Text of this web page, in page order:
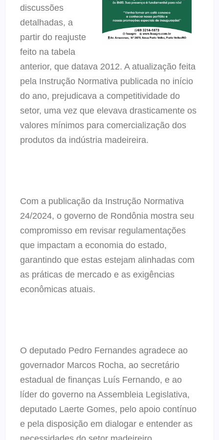
discussões
detalhadas, a
partir do reajuste
feito na tabela
anterior, que datava 2012. A atualização feita
pela Instrução Normativa publicada no início
do ano, prejudicava a competitividade do
setor, uma vez que elevava drasticamente os
valores mínimos para comercialização dos
produtos da indústria madeireira.
Com a publicação da Instrução Normativa
24/2024, o governo de Rondônia mostra seu
compromisso em revisar regulamentações
que impactam a economia do estado,
garantindo que estas estejam alinhadas com
as práticas de mercado e as exigências
econômicas atuais.
O deputado Pedro Fernandes agradece ao
governador Marcos Rocha, ao secretário
estadual de finanças Luís Fernando, e ao
líder do governo na Assembleia Legislativa,
deputado Laerte Gomes, pelo apoio contínuo
e pela disposição em dialogar e entender as